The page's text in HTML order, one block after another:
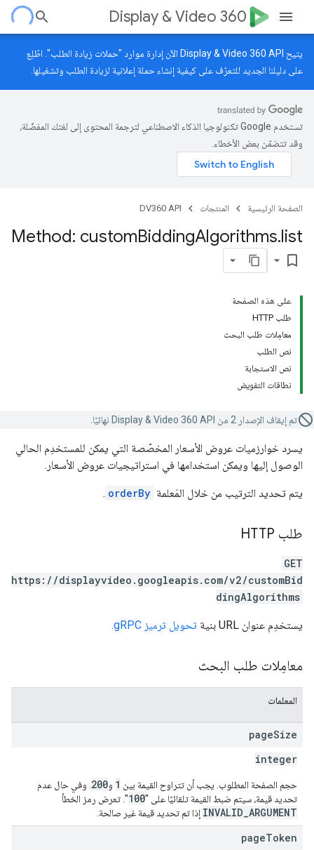
Display & Video 360
يتيح Display & Video 360 API الآن إدارة موارد "حملات زيادة الطلب". اطّلِع
على دليلنا الجديد للتعرّف على كيفية إنشاء حملة إعلانية لزيادة الطلب وتشغيلها.
تستخدم Google تكنولوجيا الذكاء الاصطناعي لترجمة المحتوى إلى لغتك المفضّلة،
وقد تتضمّن بعض الأخطاء.
الصفحة الرئيسية المنتجات DV360 API
Method: customBiddingAlgorithms.list
bookmark_border
على هذه الصفحة
طلب HTTP
معامِلات طلب البحث
نص الطلب
نص الاستجابة
نطاقات التفويض
تم إيقاف الإصدار 2 من Display & Video 360 API نهائيًا.
يسرد خوارزميات عروض الأسعار المخصّصة التي يمكن للمستخدِم الحالي
الوصول إليها ويمكن استخدامها في استراتيجيات عروض الأسعار.
يتم تحديد الترتيب من خلال المَعلمة orderBy
.
طلب HTTP
GET
https://displayvideo.googleapis.com/v2/customBid
dingAlgorithms
يستخدِم عنوان URL بنية تحويل ترميز gRPC .
معامِلات طلب البحث
المعلمات
pageSize
integer
حجم الصفحة المطلوب. يجب أن تتراوح القيمة بين 1 و200 . وفي حال عدم
تحديد قيمة، سيتم ضبط القيمة تلقائيًا على "100". تعرض رمز الخطأ
INVALID_ARGUMENT إذا تم تحديد قيمة غير صالحة.
pageToken